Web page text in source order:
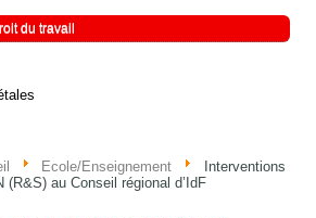
du travail
Ecole/Enseignement
Interventions
au Conseil régional d’IdF